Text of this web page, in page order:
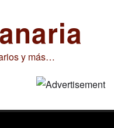
y más…